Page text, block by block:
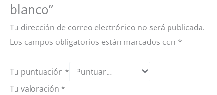
blanco”
Tu dirección de correo electrónico no será publicada.
Los campos obligatorios están marcados con *
Tu puntuación *
Tu valoración *